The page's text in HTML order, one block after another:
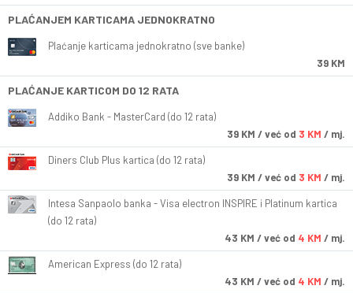
PLAĆANJEM KARTICAMA JEDNOKRATNO
Plaćanje karticama jednokratno (sve banke)
39 KM
PLAĆANJE KARTICOM DO 12 RATA
Addiko Bank - MasterCard (do 12 rata)
39 KM / već od 3 KM / mj.
Diners Club Plus kartica (do 12 rata)
39 KM / već od 3 KM / mj.
Intesa Sanpaolo banka - Visa electron INSPIRE i Platinum kartica
(do 12 rata)
43 KM / već od 4 KM / mj.
American Express (do 12 rata)
43 KM / već od 4 KM / mj.